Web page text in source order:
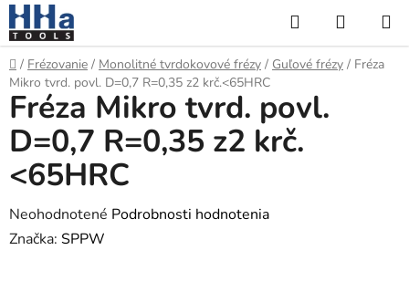
Prejsť
na
obsah
Hľadať
KOŠÍK
Domov
/ Frézovanie / Monolitné tvrdokovové frézy / Guľové frézy / Fréza
Mikro tvrd. povl. D=0,7 R=0,35 z2 krč.<65HRC
Fréza Mikro tvrd. povl.
D=0,7 R=0,35 z2 krč.
<65HRC
Priemerné
hodnotenie
Neohodnotené Podrobnosti hodnotenia
Značka: SPPW